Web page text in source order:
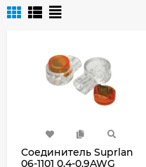
Соединитель Suprlan
06-1101 0.4-0.9AWG